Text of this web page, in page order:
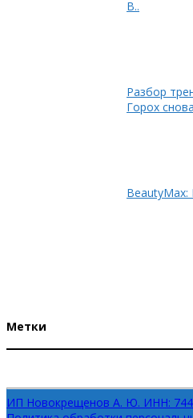
В..
Разбор
Горох
BeautyMax:
Метки
ИП Новокрещенов А. Ю. ИНН: